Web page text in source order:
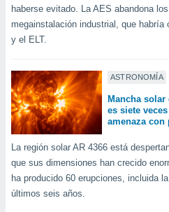
haberse evitado. La AES abandona
megainstalación industrial, que
y el ELT.
ASTRONOMÍA
Mancha
es siete
amenaza con
La región solar AR 4366 está
que sus dimensiones han crecido
ha producido 60 erupciones, incluida
últimos seis años.